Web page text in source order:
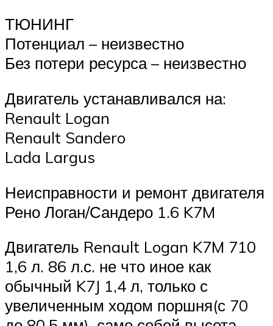
ТЮНИНГ
Потенциал – неизвестно
Без потери ресурса – неизвестно
Двигатель устанавливался на:
Renault Logan
Renault Sandero
Lada Largus
Неисправности и ремонт двигателя
Рено Логан/Сандеро 1.6 K7M
Двигатель Renault Logan K7M 710
1,6 л. 86 л.с. не что иное как
обычный K7J 1,4 л, только с
увеличенным ходом поршня(с 70